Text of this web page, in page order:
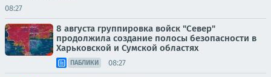
08:27
8 августа группировка войск "Север"
продолжила создание полосы безопасности в
Харьковской и Сумской областях
ПАБЛИКИ 08:27